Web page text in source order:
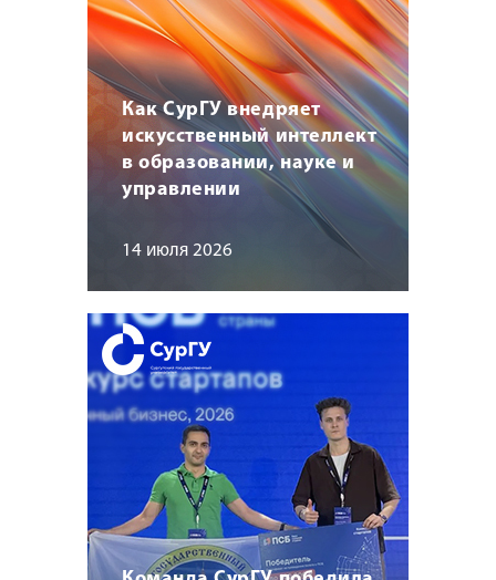
Как СурГУ внедряет
искусственный интеллект
в образовании, науке и
управлении
14 июля 2026